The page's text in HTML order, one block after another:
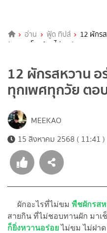
อ่าน ฟู้ด ทิปส์
12 ผักร
วัย ตอบโจทย์คนไม่กินผัก
12 ผักรสหวาน
ทุกเพศทุกวัย ตอ
MEEKAO
15 สิงหาคม 2568 ( 11:41 )
ผักอะไรที่ไม่ขม พืชผักรสห
สายกิน ที่ไม่ชอบทานผัก มาเ
ก็ยิ่งหวานอร่อยไม่ขม ไม่ฝาด